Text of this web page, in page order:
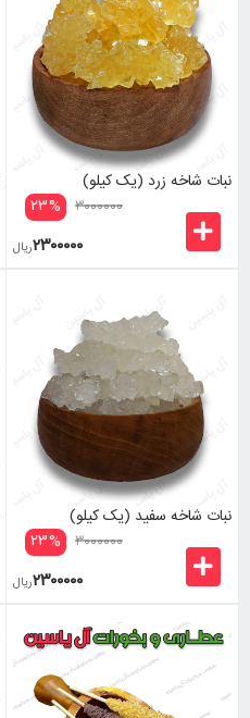
نبات شاخه زرد (یک کیلو)
۳۰۰۰۰۰۰ ۲۳%
۲۳۰۰۰۰۰ریال
نبات شاخه سفید (یک کیلو)
۳۰۰۰۰۰۰ ۲۳%
۲۳۰۰۰۰۰ریال